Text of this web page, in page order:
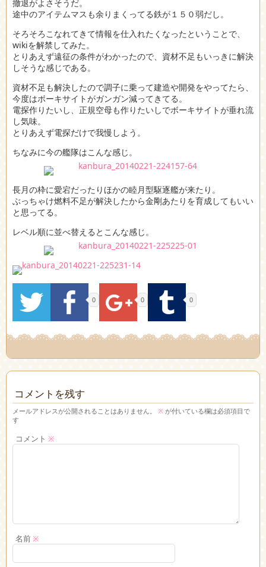
撤退がよさそうだ。
途中のアイテムマスも余りまくってる鉄が１５０弱だし。
そろそろこなれてきて情報を仕入れたくなったということで、
wikiを解禁してみた。
とりあえず遠征の条件がわかったので、資材不足もいっきに解決
しそうな感じである。
資材不足も解決したので調子に乗って建造や開発をやってたら、
今度はボーキサイトがガンガン減ってきてる。
電探作りたいし、正規空母も作りたいしでボーキサイトが垂れ流
し気味。
とりあえず電探だけで我慢しよう。
ちなみに今の艦隊はこんな感じ。
長月の枠に愛宕だったりほかの睦月型駆逐艦が来たり。
ぶっちゃけ燃料不足が解決したから金剛あたりを育成してもいい
と思ってる。
レベル順に並べ替えるとこんな感じ。
0 0 0
コメントを残す
メールアドレスが公開されることはありません。 ※ が付いている欄は必須項目で
す
コメント ※
名前※